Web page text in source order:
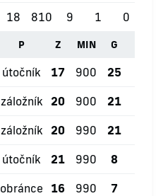
18 810 9 1 0
P Z MIN G
útočník 17 900 25
záložník 20 900 21
záložník 20 990 21
útočník 21 990 8
obránce 16 990 7